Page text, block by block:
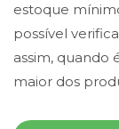
estoque
possível
assim, quando
maior dos